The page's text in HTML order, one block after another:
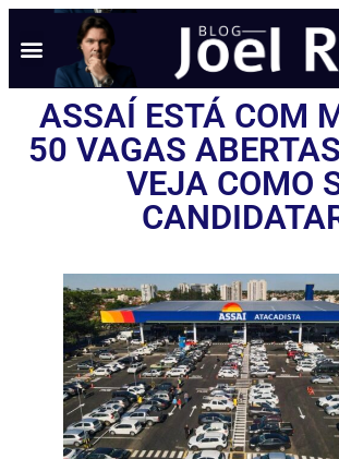
ASSAÍ ESTÁ COM
50 VAGAS
VEJA COMO